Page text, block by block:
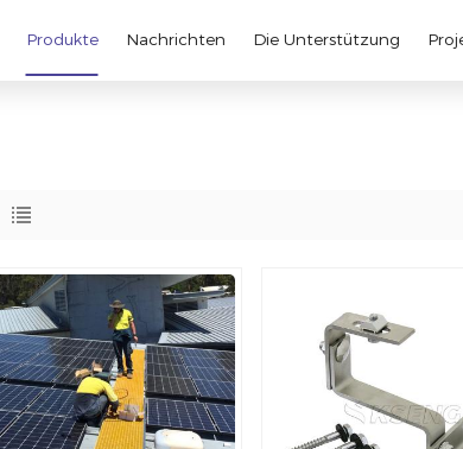
Produkte Nachrichten Die Unterstützung